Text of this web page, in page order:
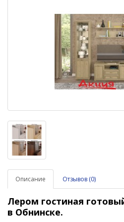
Описание Отзывов (0)
Лером гостиная
в Обнинске.